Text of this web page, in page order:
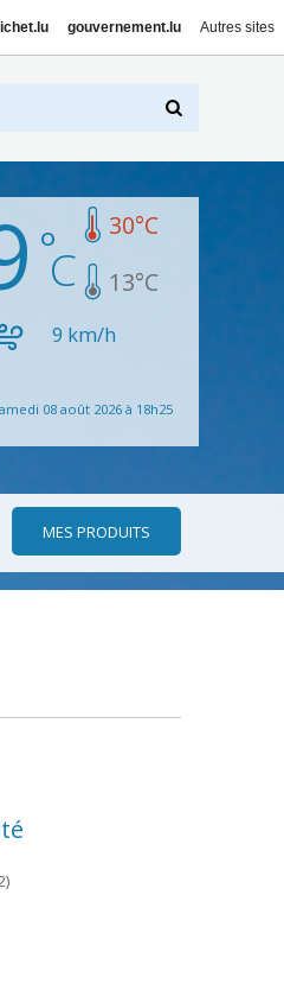
gouvernement.lu Autres sites
30°C
13°C
9 km/h
08 août 2026 à 18h25
MES PRODUITS